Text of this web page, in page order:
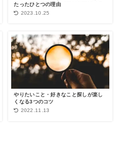
たったひとつの理由
2023.10.25
やりたいこと・好きなこと探しが楽し
くなる3つのコツ
2022.11.13